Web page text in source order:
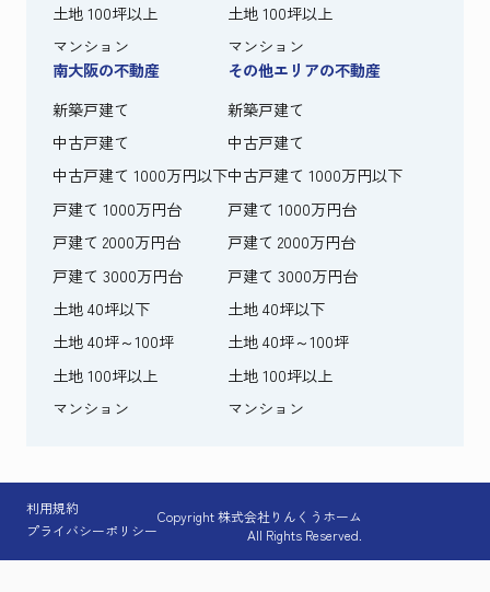
土地 100坪以上
マンション
土地 100坪以上
マンション
南大阪の不動産
新築戸建て
中古戸建て
中古戸建て 1000万円以下
戸建て 1000万円台
戸建て 2000万円台
戸建て 3000万円台
土地 40坪以下
土地 40坪～100坪
土地 100坪以上
マンション
その他エリアの不動産
新築戸建て
中古戸建て
中古戸建て 1000万円以下
戸建て 1000万円台
戸建て 2000万円台
戸建て 3000万円台
土地 40坪以下
土地 40坪～100坪
土地 100坪以上
マンション
利用規約
プライバシーポリシー
Copyright 株式会社りんくうホーム
All Rights Reserved.